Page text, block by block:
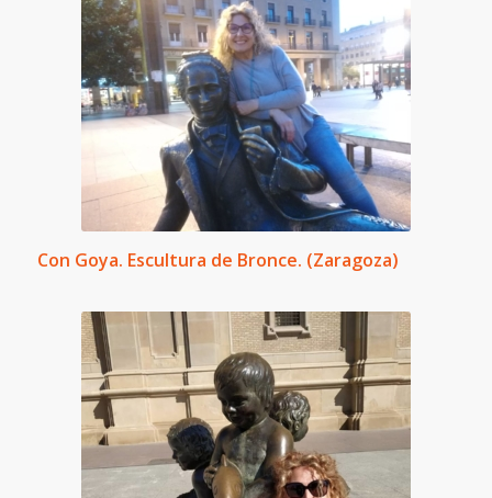
Con Goya. Escultura de Bronce. (Zaragoza)